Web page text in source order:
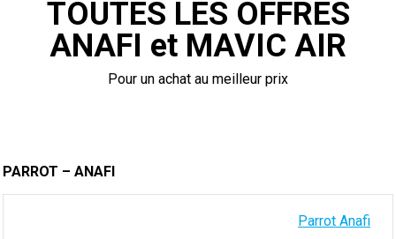
TOUTES LES OFFRES
ANAFI et MAVIC AIR
Pour un achat au meilleur prix
PARROT – ANAFI
Parrot Anafi